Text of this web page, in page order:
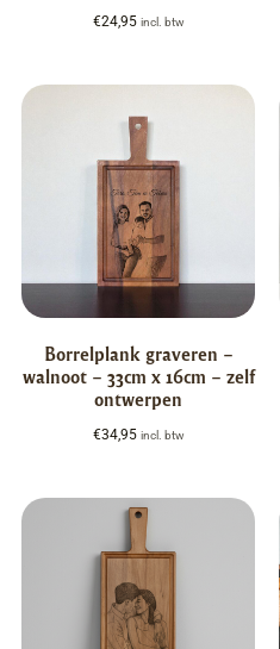
€24,95 incl. btw
Borrelplank graveren –
walnoot – 33cm x 16cm – zelf
ontwerpen
€34,95 incl. btw